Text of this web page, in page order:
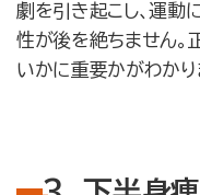
劇を引き起こし、運動
性が後を絶ちません。
いかに重要かがわかり